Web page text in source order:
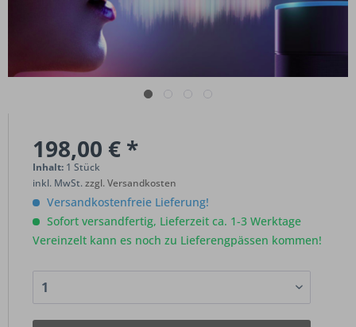
198,00 € *
Inhalt: 1 Stück
inkl. MwSt.zzgl. Versandkosten
Versandkostenfreie Lieferung!
Sofort versandfertig, Lieferzeit ca. 1-3 Werktage
Vereinzelt kann es noch zu Lieferengpässen kommen!